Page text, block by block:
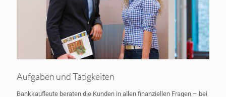
Aufgaben und Tätigkeiten
Bankkaufleute beraten die Kunden in allen finanziellen Fragen – bei